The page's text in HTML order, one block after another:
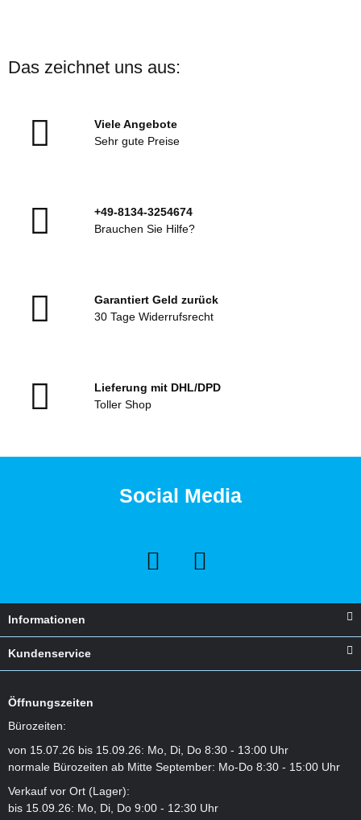
Das zeichnet uns aus:
Viele Angebote
Sehr gute Preise
+49-8134-3254674
Brauchen Sie Hilfe?
Garantiert Geld zurück
30 Tage Widerrufsrecht
Lieferung mit DHL/DPD
Toller Shop
Social Media
Informationen
Kundenservice
Öffnungszeiten
Bürozeiten:
von 15.07.26 bis 15.09.26: Mo, Di, Do 8:30 - 13:00 Uhr
normale Bürozeiten ab Mitte September: Mo-Do 8:30 - 15:00 Uhr
Verkauf vor Ort (Lager):
bis 15.09.26: Mo, Di, Do 9:00 - 12:30 Uhr